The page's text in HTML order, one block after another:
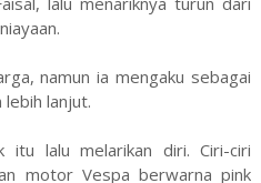
namun ia mengaku sebagai
lanjut.
itu lalu melarikan diri. Ciri-ciri
motor Vespa berwarna pink